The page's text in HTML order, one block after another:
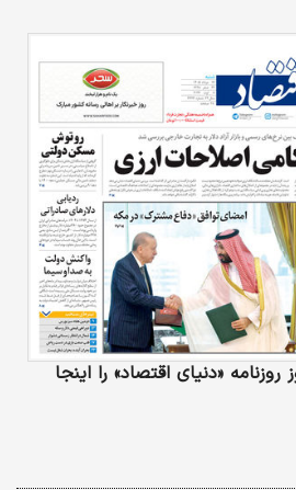
«دنیای‌ اقتصاد» را اینجا